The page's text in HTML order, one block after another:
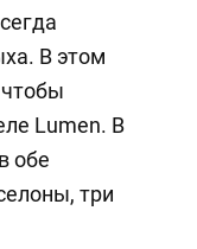
В этом
Lumen. В
обе
три